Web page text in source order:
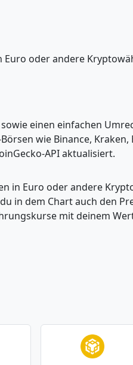
oder andere
einen einfachen
wie Binance, Kraken,
API aktualisiert.
in Euro oder andere
in dem Chart auch den
mit deinem